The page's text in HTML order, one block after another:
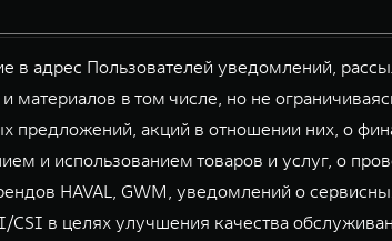
в адрес Пользователей уведомлений,
материалов в том числе, но не
предложений, акций в отношении них, о
и использованием товаров и услуг, о
HAVAL, GWM, уведомлений о
CSI в целях улучшения качества